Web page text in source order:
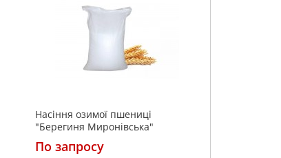
Насіння озимої пшениці
"Берегиня Миронівська"
По запросу